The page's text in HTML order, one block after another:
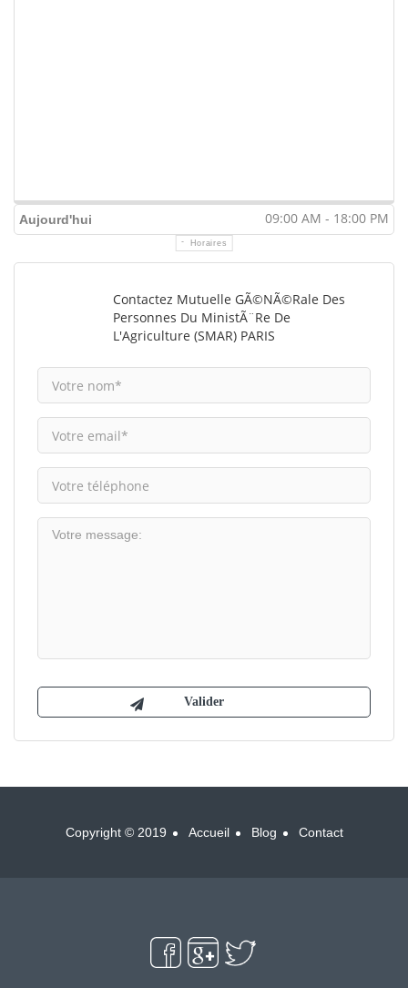
Aujourd'hui 09:00 AM - 18:00 PM
Horaires
Contactez Mutuelle GÃ©nÃ©rale Des
Personnes Du MinistÃ¨re De
L'Agriculture (SMAR) PARIS
Copyright © 2019 Accueil Blog Contact